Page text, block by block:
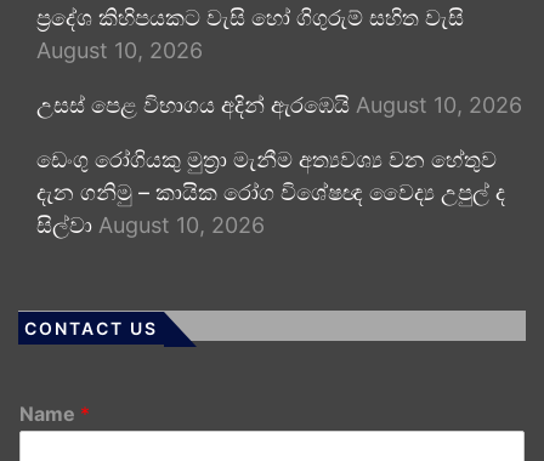
ප්‍රදේශ කිහිපයකට වැසි හෝ ගිගුරුම් සහිත වැසි
August 10, 2026
උසස් පෙළ විභාගය අදින් ඇරඹෙයි August 10, 2026
ඩෙංගු රෝගියකු ⁣මුත්‍රා මැනීම අත්‍යවශ්‍ය වන හේතුව
දැන ගනිමු – කායික රෝග විශේෂඥ වෛද්‍ය උපුල් ද
සිල්වා August 10, 2026
CONTACT US
Name *